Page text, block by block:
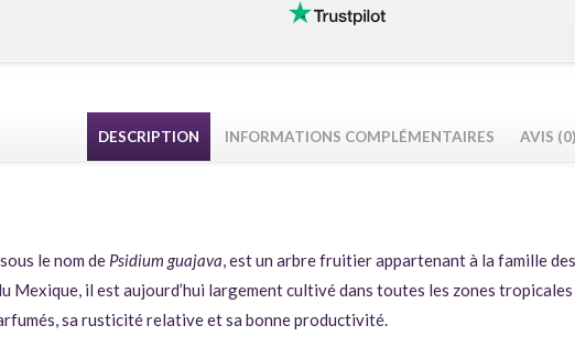
DESCRIPTION INFORMATIONS COMPLÉMENTAIRES AVIS (0)
le nom de Psidium guajava, est un arbre fruitier appartenant à la famille
Mexique, il est aujourd’hui largement cultivé dans toutes les zones
sa rusticité relative et sa bonne productivité.